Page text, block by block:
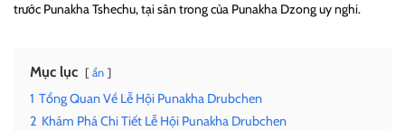
trước Punakha Tshechu, tại sân trong của Punakha Dzong uy nghi.
Mục lục ẩn
1 Tổng Quan Về Lễ Hội Punakha Drubchen
2 Khám Phá Chi Tiết Lễ Hội Punakha Drubchen